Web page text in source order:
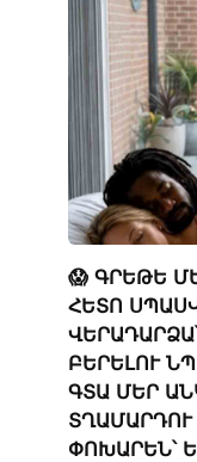
😱 ԳՐԵԹԵ
ՀԵՏՈ
ԲԵՐԵԼՈՒ
ԳՏԱ ՄԵՐ
ՏՂԱՄԱՐԴՈՒ
ՓՈԽԱՐԵՆ՝